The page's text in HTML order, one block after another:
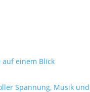
auf einem Blick
Spannung, Musik